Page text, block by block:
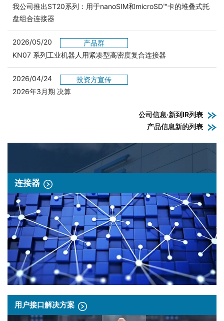
我公司推出ST20系列：用于nanoSIM和microSD™卡的堆叠式托
盘组合连接器
2026/05/20
产品群
KN07 系列工业机器人用紧凑型高密度复合连接器
2026/04/24
投资方宣传
2026年3月期 决算
公司信息·新到IR列表
产品信息新的列表
连接器
用户接口解决方案